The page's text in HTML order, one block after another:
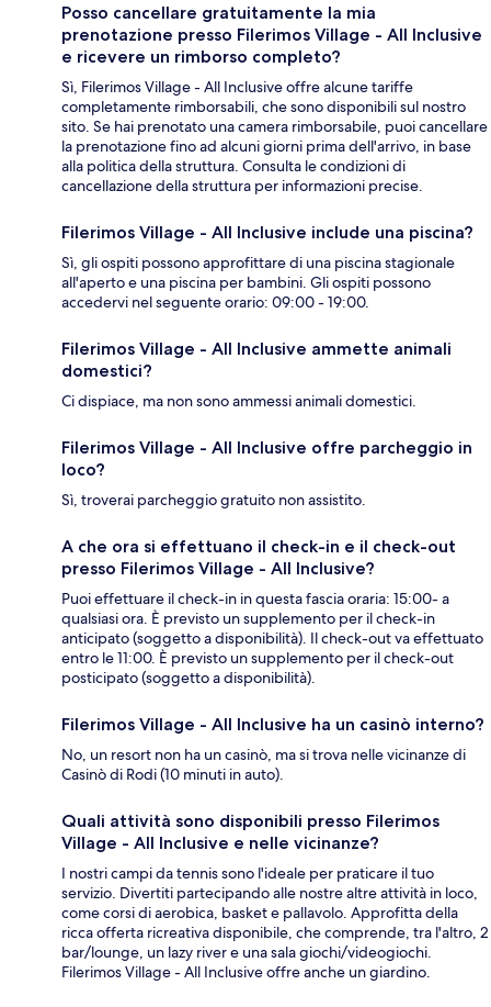
Posso cancellare gratuitamente la mia
prenotazione presso Filerimos Village - All Inclusive
e ricevere un rimborso completo?
Sì, Filerimos Village - All Inclusive offre alcune tariffe
completamente rimborsabili, che sono disponibili sul nostro
sito. Se hai prenotato una camera rimborsabile, puoi cancellare
la prenotazione fino ad alcuni giorni prima dell'arrivo, in base
alla politica della struttura. Consulta le condizioni di
cancellazione della struttura per informazioni precise.
Filerimos Village - All Inclusive include una piscina?
Sì, gli ospiti possono approfittare di una piscina stagionale
all'aperto e una piscina per bambini. Gli ospiti possono
accedervi nel seguente orario: 09:00 - 19:00.
Filerimos Village - All Inclusive ammette animali
domestici?
Ci dispiace, ma non sono ammessi animali domestici.
Filerimos Village - All Inclusive offre parcheggio in
loco?
Sì, troverai parcheggio gratuito non assistito.
A che ora si effettuano il check-in e il check-out
presso Filerimos Village - All Inclusive?
Puoi effettuare il check-in in questa fascia oraria: 15:00- a
qualsiasi ora. È previsto un supplemento per il check-in
anticipato (soggetto a disponibilità). Il check-out va effettuato
entro le 11:00. È previsto un supplemento per il check-out
posticipato (soggetto a disponibilità).
Filerimos Village - All Inclusive ha un casinò interno?
No, un resort non ha un casinò, ma si trova nelle vicinanze di
Casinò di Rodi (10 minuti in auto).
Quali attività sono disponibili presso Filerimos
Village - All Inclusive e nelle vicinanze?
I nostri campi da tennis sono l'ideale per praticare il tuo
servizio. Divertiti partecipando alle nostre altre attività in loco,
come corsi di aerobica, basket e pallavolo. Approfitta della
ricca offerta ricreativa disponibile, che comprende, tra l'altro, 2
bar/lounge, un lazy river e una sala giochi/videogiochi.
Filerimos Village - All Inclusive offre anche un giardino.